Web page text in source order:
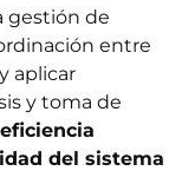
gestión de
entre
aplicar
y toma de
del sistema